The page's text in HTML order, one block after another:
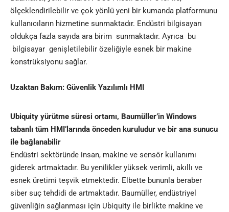
ölçeklendirilebilir ve çok yönlü yeni bir kumanda platformunu
kullanıcıların hizmetine sunmaktadır. Endüstri bilgisayarı
oldukça fazla sayıda ara birim sunmaktadır. Ayrıca bu
bilgisayar genișletilebilir özeliğiyle esnek bir makine
konstrüksiyonu sağlar.
Uzaktan Bakım: Güvenlik Yazılımlı HMI
Ubiquity yürütme süresi ortamı, Baumüller’in Windows
tabanlı tüm HMI’larında önceden kuruludur ve bir ana sunucu
ile bağlanabilir
Endüstri sektöründe insan, makine ve sensör kullanımı
giderek artmaktadır. Bu yenilikler yüksek verimli, akıllı ve
esnek üretimi teșvik etmektedir. Elbette bununla beraber
siber suç tehdidi de artmaktadır. Baumüller, endüstriyel
güvenliğin sağlanması için Ubiquity ile birlikte makine ve